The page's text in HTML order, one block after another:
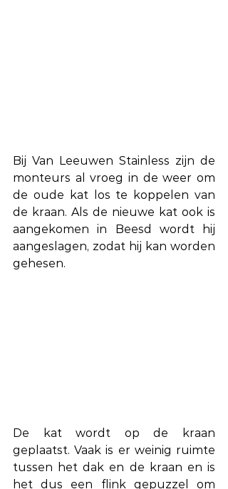
Bij Van Leeuwen Stainless zijn de
monteurs al vroeg in de weer om
de oude kat los te koppelen van
de kraan. Als de nieuwe kat ook is
aangekomen in Beesd wordt hij
aangeslagen, zodat hij kan worden
gehesen.
De kat wordt op de kraan
geplaatst. Vaak is er weinig ruimte
tussen het dak en de kraan en is
het dus een flink gepuzzel om